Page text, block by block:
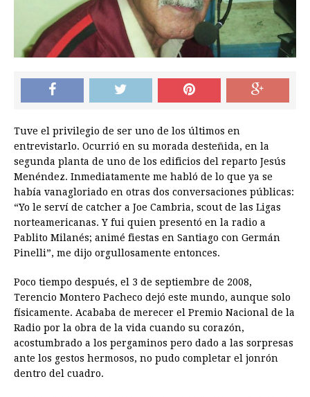
Tuve el privilegio de ser uno de los últimos en
entrevistarlo. Ocurrió en su morada desteñida, en la
segunda planta de uno de los edificios del reparto Jesús
Menéndez. Inmediatamente me habló de lo que ya se
había vanagloriado en otras dos conversaciones públicas:
“Yo le serví de catcher a Joe Cambria, scout de las Ligas
norteamericanas. Y fui quien presentó en la radio a
Pablito Milanés; animé fiestas en Santiago con Germán
Pinelli”, me dijo orgullosamente entonces.
Poco tiempo después, el 3 de septiembre de 2008,
Terencio Montero Pacheco dejó este mundo, aunque solo
físicamente. Acababa de merecer el Premio Nacional de la
Radio por la obra de la vida cuando su corazón,
acostumbrado a los pergaminos pero dado a las sorpresas
ante los gestos hermosos, no pudo completar el jonrón
dentro del cuadro.